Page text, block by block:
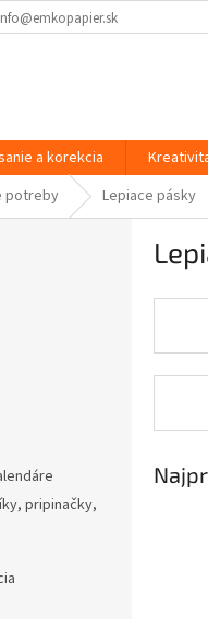
a korekcia
potreby Lepiace pásky
pripinačky,